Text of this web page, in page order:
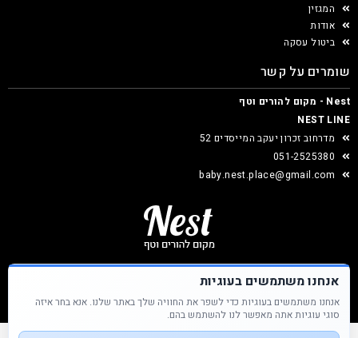
המגזין
אודות
ביטול עסקה
שומרים על קשר
Nest - מקום להורים וטף
NEST LINE
מדרחוב זכרון יעקב המייסדים 52
051-2525380
baby.nest.place@gmail.com
Nest &copy כל הזכויות שמורות
אנחנו משתמשים בעוגיות
אנחנו משתמשים בעוגיות כדי לשפר את החוויה שלך באתר שלנו. אנא בחר איזה
סוגי עוגיות אתה מאפשר לנו להשתמש בהם.